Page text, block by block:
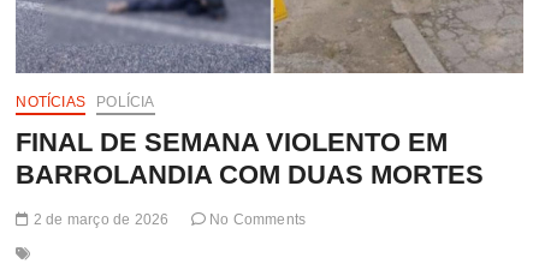
NOTÍCIAS POLÍCIA
FINAL DE SEMANA VIOLENTO EM
BARROLANDIA COM DUAS MORTES
2 de março de 2026 No Comments